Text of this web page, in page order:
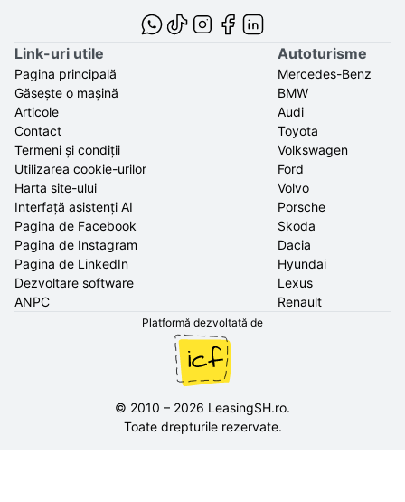
Link-uri utile
Pagina principală
Găsește o mașină
Articole
Contact
Termeni și condiții
Utilizarea cookie-urilor
Harta site-ului
Interfață asistenți AI
Pagina de Facebook
Pagina de Instagram
Pagina de LinkedIn
Dezvoltare software
ANPC
Autoturisme
Mercedes-Benz
BMW
Audi
Toyota
Volkswagen
Ford
Volvo
Porsche
Skoda
Dacia
Hyundai
Lexus
Renault
Platformă dezvoltată de
© 2010 – 2026 LeasingSH.ro.
Toate drepturile rezervate.